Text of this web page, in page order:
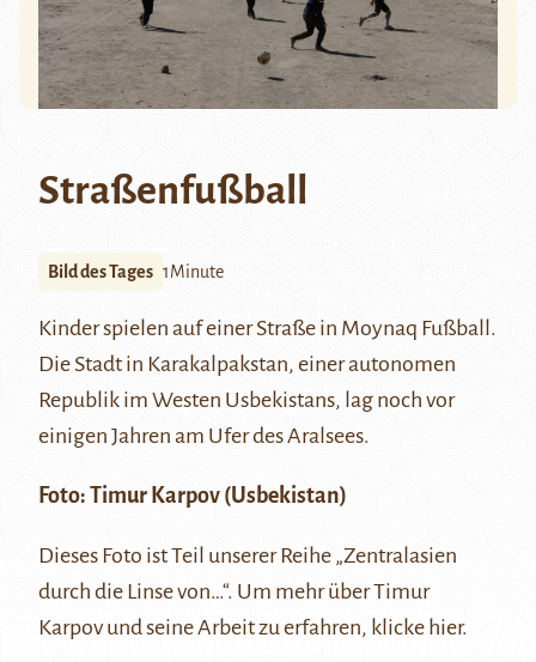
Straßenfußball
Bild des Tages 1Minute
Kinder spielen auf einer Straße in Moynaq Fußball.
Die Stadt in Karakalpakstan, einer autonomen
Republik im Westen Usbekistans, lag noch vor
einigen Jahren am Ufer desAralsees.
Foto: Timur Karpov (Usbekistan)
Dieses Foto ist Teil unserer Reihe „Zentralasien
durch die Linse von…“. Um mehr über Timur
Karpov und seine Arbeit zu erfahren, klicke hier.